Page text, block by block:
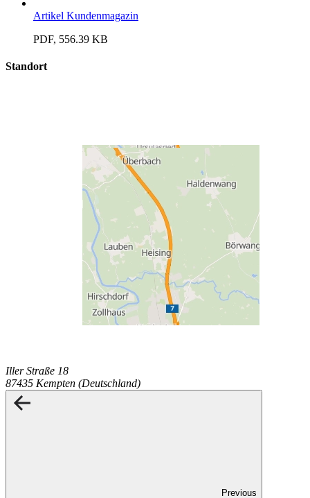
Artikel Kundenmagazin
PDF, 556.39 KB
Standort
Iller Straße 18
87435 Kempten (Deutschland)
Previous